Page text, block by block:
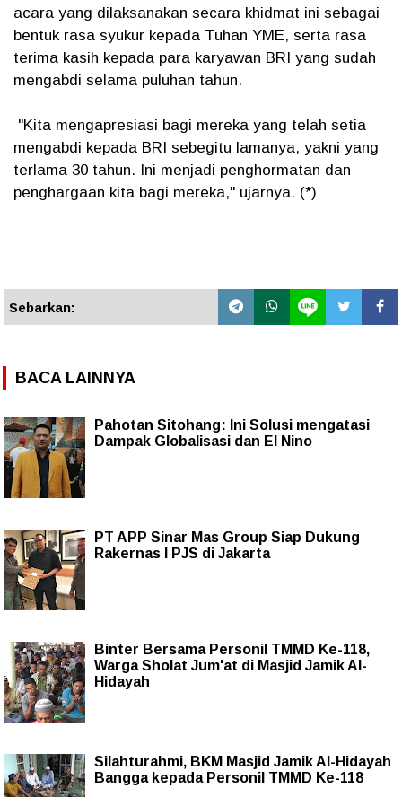
acara yang dilaksanakan secara khidmat ini sebagai
bentuk rasa syukur kepada Tuhan YME, serta rasa
terima kasih kepada para karyawan BRI yang sudah
mengabdi selama puluhan tahun.
"Kita mengapresiasi bagi mereka yang telah setia
mengabdi kepada BRI sebegitu lamanya, yakni yang
terlama 30 tahun. Ini menjadi penghormatan dan
penghargaan kita bagi mereka," ujarnya. (*)
Sebarkan:
BACA LAINNYA
Pahotan Sitohang: Ini Solusi mengatasi
Dampak Globalisasi dan El Nino
PT APP Sinar Mas Group Siap Dukung
Rakernas I PJS di Jakarta
Binter Bersama Personil TMMD Ke-118,
Warga Sholat Jum'at di Masjid Jamik Al-
Hidayah
Silahturahmi, BKM Masjid Jamik Al-Hidayah
Bangga kepada Personil TMMD Ke-118